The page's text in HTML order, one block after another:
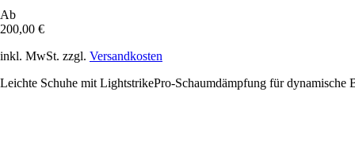
Ab
200,00 €
inkl. MwSt. zzgl. Versandkosten
Leichte Schuhe mit LightstrikePro-Schaumdämpfung für dynamische